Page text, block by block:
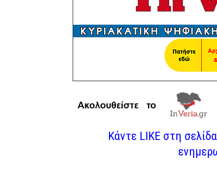
Κάντε LIKE στη